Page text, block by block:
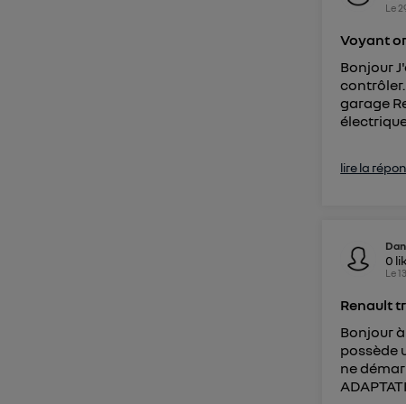
Le
Voyant
Bonjour
contrôler.
garage
lire la
0
Le
Renault
Bonjour
possède
ne